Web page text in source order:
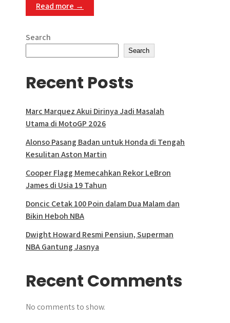
Read more →
Search
Search
Recent Posts
Marc Marquez Akui Dirinya Jadi Masalah
Utama di MotoGP 2026
Alonso Pasang Badan untuk Honda di Tengah
Kesulitan Aston Martin
Cooper Flagg Memecahkan Rekor LeBron
James di Usia 19 Tahun
Doncic Cetak 100 Poin dalam Dua Malam dan
Bikin Heboh NBA
Dwight Howard Resmi Pensiun, Superman
NBA Gantung Jasnya
Recent Comments
No comments to show.